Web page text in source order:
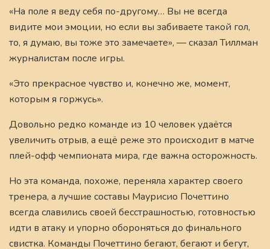
«На поле я веду себя по-другому… Вы не всегда
видите мои эмоции, но если вы забиваете такой гол,
то, я думаю, вы тоже это замечаете», — сказал Тиллман
журналистам после игры.
«Это прекрасное чувство и, конечно же, момент,
которым я горжусь».
Довольно редко команде из 10 человек удаётся
увеличить отрыв, а ещё реже это происходит в матче
плей-офф чемпионата мира, где важна осторожность.
Но эта команда, похоже, переняла характер своего
тренера, а лучшие составы Маурисио Почеттино
всегда славились своей бесстрашностью, готовностью
идти в атаку и упорно обороняться до финального
свистка. Команды Почеттино бегают, бегают и бегут,